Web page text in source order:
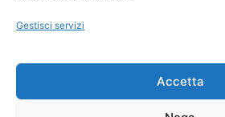
Gestisci servizi
Accetta
Copyright 2026 NotiziePlus.com